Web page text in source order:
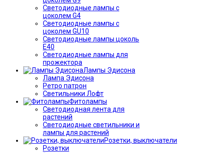
Светодиодные лампы с
цоколем G4
Светодиодные лампы с
цоколем GU10
Светодиодные лампы цоколь
Е40
Светодиодные лампы для
прожектора
Лампы Эдисона
Лампа Эдисона
Ретро патрон
Светильники Лофт
Фитолампы
Светодиодная лента для
растений
Светодиодные светильники и
лампы для растений
Розетки, выключатели
Розетки